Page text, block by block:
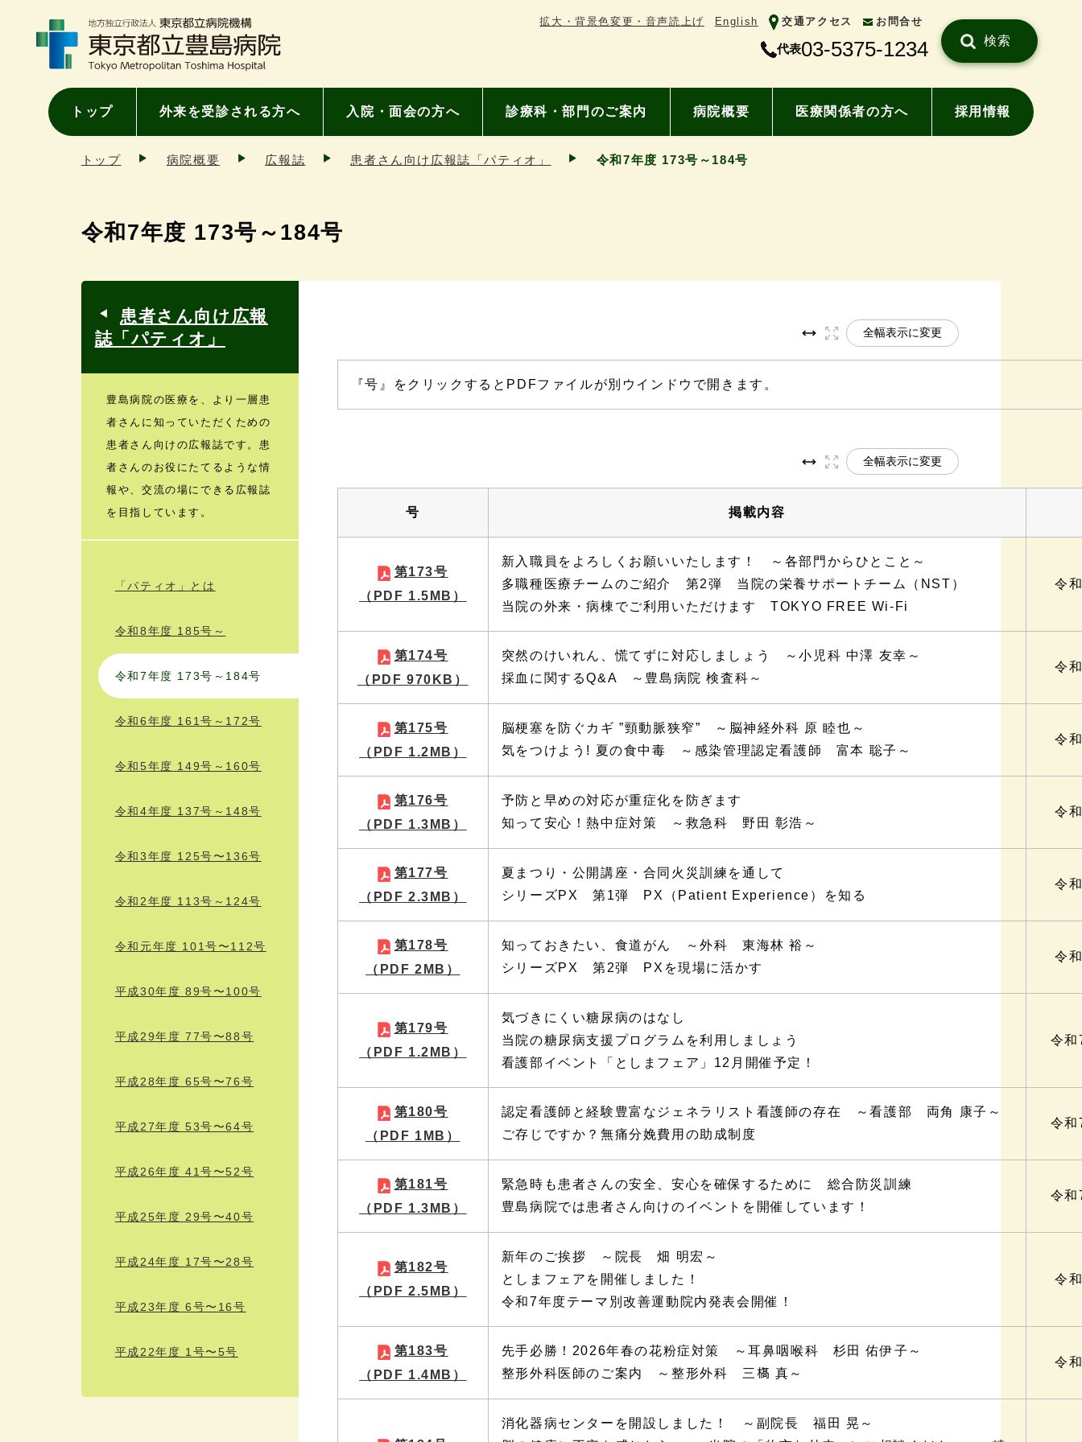
拡大・背景色変更・音声読上げ English 交通アクセス お問合せ
代表03-5375-1234 検索
トップ 外来を受診される方へ 入院・面会の方へ 診療科・部門のご案内 病院概要 医療関係者の方へ 採用情報
トップ 病院概要 広報誌 患者さん向け広報誌「パティオ」 令和7年度 173号～184号
令和7年度 173号～184号
全幅表示に変更
『号』をクリックするとPDFファイルが別ウインドウで開きます。
全幅表示に変更
号 掲載内容
第173号
（PDF 1.5MB）
新入職員をよろしくお願いいたします！ ～各部門からひとこと～
多職種医療チームのご紹介 第2弾 当院の栄養サポートチーム（NST）
当院の外来・病棟でご利用いただけます TOKYO FREE Wi-Fi
令
第174号
（PDF 970KB）
突然のけいれん、慌てずに対応しましょう ～小児科 中澤 友幸～
採血に関するQ&A ～豊島病院 検査科～
令
第175号
（PDF 1.2MB）
脳梗塞を防ぐカギ ”頸動脈狭窄” ～脳神経外科 原 睦也～
気をつけよう! 夏の食中毒 ～感染管理認定看護師 富本 聡子～
令
第176号
（PDF 1.3MB）
予防と早めの対応が重症化を防ぎます
知って安心！熱中症対策 ～救急科 野田 彰浩～
令
第177号
（PDF 2.3MB）
夏まつり・公開講座・合同火災訓練を通して
シリーズPX 第1弾 PX（Patient Experience）を知る
令
第178号
（PDF 2MB）
知っておきたい、食道がん ～外科 東海林 裕～
シリーズPX 第2弾 PXを現場に活かす
令
第179号
（PDF 1.2MB）
気づきにくい糖尿病のはなし
当院の糖尿病支援プログラムを利用しましょう
看護部イベント「としまフェア」12月開催予定！
令
第180号
（PDF 1MB）
認定看護師と経験豊富なジェネラリスト看護師の存在 ～看護部 両角 康子～
ご存じですか？無痛分娩費用の助成制度
令
第181号
（PDF 1.3MB）
緊急時も患者さんの安全、安心を確保するために 総合防災訓練
豊島病院では患者さん向けのイベントを開催しています！
令
第182号
（PDF 2.5MB）
新年のご挨拶 ～院長 畑 明宏～
としまフェアを開催しました！
令和7年度テーマ別改善運動院内発表会開催！
令
第183号
（PDF 1.4MB）
先手必勝！2026年春の花粉症対策 ～耳鼻咽喉科 杉田 佑伊子～
整形外科医師のご案内 ～整形外科 三𣘺 真～
令
消化器病センターを開設しました！ ～副院長 福田 晃～
患者さん向け広報
誌「パティオ」
豊島病院の医療を、より一層患
者さんに知っていただくための
患者さん向けの広報誌です。患
者さんのお役にたてるような情
報や、交流の場にできる広報誌
を目指しています。
「パティオ」とは
令和8年度 185号～
令和7年度 173号～184号
令和6年度 161号～172号
令和5年度 149号～160号
令和4年度 137号～148号
令和3年度 125号〜136号
令和2年度 113号～124号
令和元年度 101号〜112号
平成30年度 89号〜100号
平成29年度 77号〜88号
平成28年度 65号〜76号
平成27年度 53号〜64号
平成26年度 41号〜52号
平成25年度 29号〜40号
平成24年度 17号〜28号
平成23年度 6号〜16号
平成22年度 1号〜5号